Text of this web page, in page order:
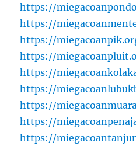
https://
https://
https://
https://
https://
https://
https://
https://
https://